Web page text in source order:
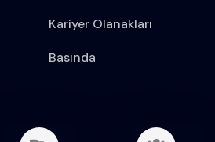
Kariyer Olanakları
Basında